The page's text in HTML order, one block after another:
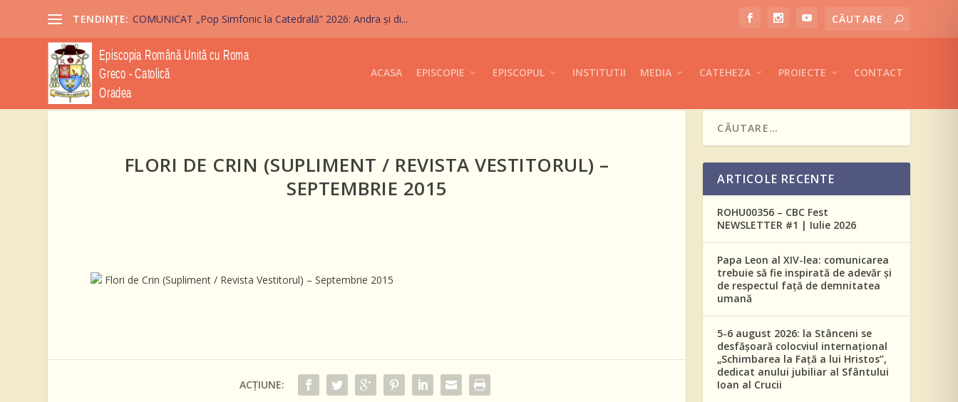
TENDINȚE: COMUNICAT „Pop Simfonic la Catedrală” 2026: Andra și di...
ACASA EPISCOPIE EPISCOPUL INSTITUTII MEDIA CATEHEZA PROIECTE CONTACT
FLORI DE CRIN (SUPLIMENT / REVISTA VESTITORUL) –
SEPTEMBRIE 2015
Flori de Crin (Supliment / Revista Vestitorul) – Septembrie 2015
ACȚIUNE:
ARTICOLE RECENTE
ROHU00356 – CBC Fest
NEWSLETTER #1 | Iulie 2026
Papa Leon al XIV-lea: comunicarea
trebuie să fie inspirată de adevăr și
de respectul față de demnitatea
umană
5-6 august 2026: la Stânceni se
desfășoară colocviul internațional
„Schimbarea la Față a lui Hristos”,
dedicat anului jubiliar al Sfântului
Ioan al Crucii